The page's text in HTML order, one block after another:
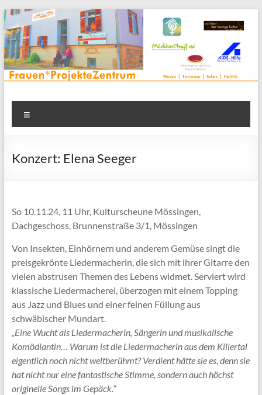
Zum
Inhalt
springen
Frauenprojektehaus wird
FrauenProjekteZentrum
Frauen* | Mädchen* | Projekte | Beratung | Veranstaltungen |
in einem Zentrum | Räume für alle | Projektarbeit | Begegnung
Konzert: Elena Seeger
So 10.11.24, 11 Uhr, Kulturscheune Mössingen,
Dachgeschoss, Brunnenstraße 3/1, Mössingen
Von Insekten, Einhörnern und anderem Gemüse singt die
preisgekrönte Liedermacherin, die sich mit ihrer Gitarre den
vielen abstrusen Themen des Lebens widmet. Serviert wird
klassische Liedermacherei, überzogen mit einem Topping
aus Jazz und Blues und einer feinen Füllung aus
schwäbischer Mundart.
„Eine Wucht als Liedermacherin, Sängerin und musikalische
Komödiantin… ​Warum ist die Liedermacherin aus dem Killertal
eigentlich noch nicht weltberühmt? Verdient hätte sie es, denn sie
hat nicht nur eine fantastische Stimme, sondern auch höchst
originelle Songs im Gepäck.“